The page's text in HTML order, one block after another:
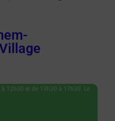
12h30 et de 13h30 à 17h30. Le